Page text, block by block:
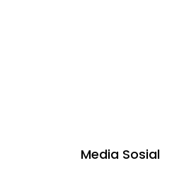
Media Sosial